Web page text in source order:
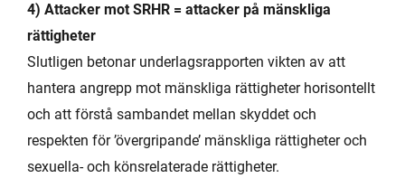
4) Attacker mot SRHR = attacker på mänskliga
rättigheter
Slutligen betonar underlagsrapporten vikten av att
hantera angrepp mot mänskliga rättigheter horisontellt
och att förstå sambandet mellan skyddet och
respekten för ’övergripande’ mänskliga rättigheter och
sexuella- och könsrelaterade rättigheter.